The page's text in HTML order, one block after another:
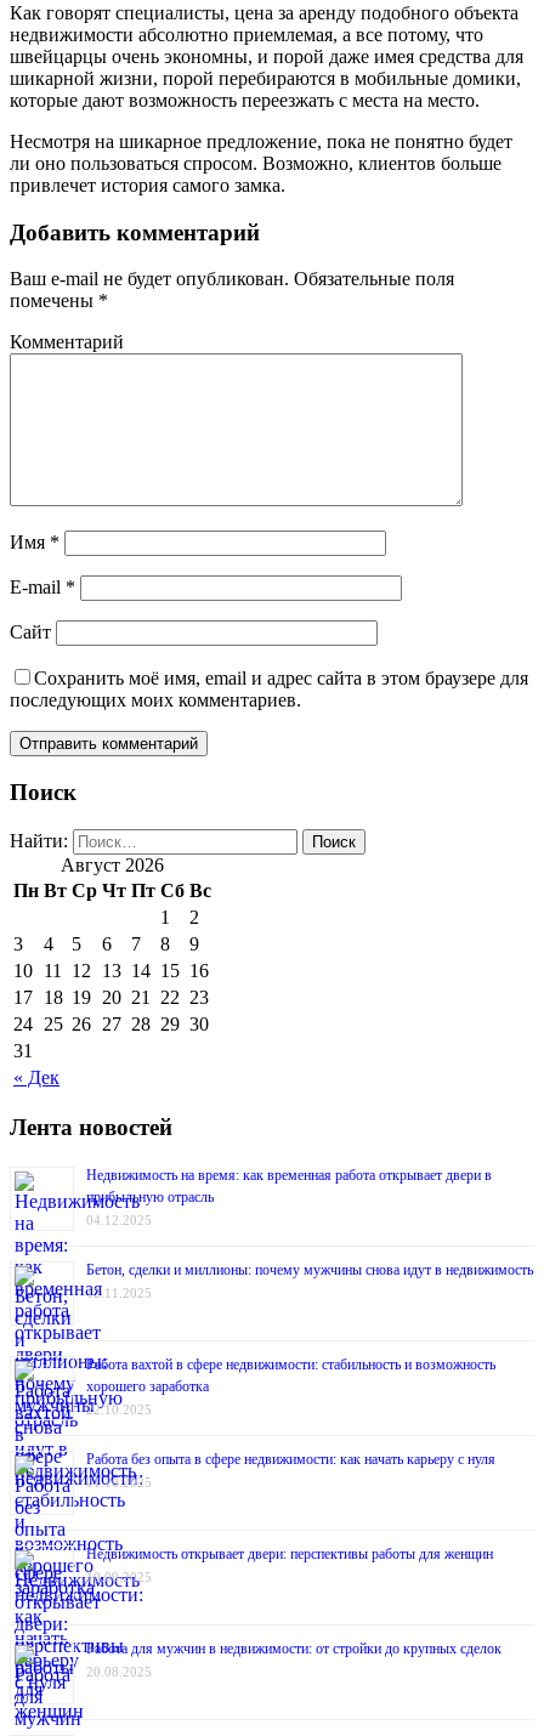
Как говорят специалисты, цена за аренду подобного объекта
недвижимости абсолютно приемлемая, а все потому, что
швейцарцы очень экономны, и порой даже имея средства для
шикарной жизни, порой перебираются в мобильные домики,
которые дают возможность переезжать с места на место.
Несмотря на шикарное предложение, пока не понятно будет
ли оно пользоваться спросом. Возможно, клиентов больше
привлечет история самого замка.
Добавить комментарий
Ваш e-mail не будет опубликован. Обязательные поля
помечены *
Комментарий
Имя *
E-mail *
Сайт
Сохранить моё имя, email и адрес сайта в этом браузере для
последующих моих комментариев.
Поиск
Найти:
Август 2026
Пн Вт Ср Чт Пт Сб Вс
« Дек
1
2
3
4 5 6 7 8
9
10 11 12 13 14 15 16
17 18 19 20 21 22 23
24 25 26 27 28 29 30
31
Лента новостей
Недвижимость на время: как временная работа открывает двери в
прибыльную отрасль
04.12.2025
Бетон, сделки и миллионы: почему мужчины снова идут в недвижимость
12.11.2025
Работа вахтой в сфере недвижимости: стабильность и возможность
хорошего заработка
22.10.2025
Работа без опыта в сфере недвижимости: как начать карьеру с нуля
01.10.2025
Недвижимость открывает двери: перспективы работы для женщин
10.09.2025
Работа для мужчин в недвижимости: от стройки до крупных сделок
20.08.2025